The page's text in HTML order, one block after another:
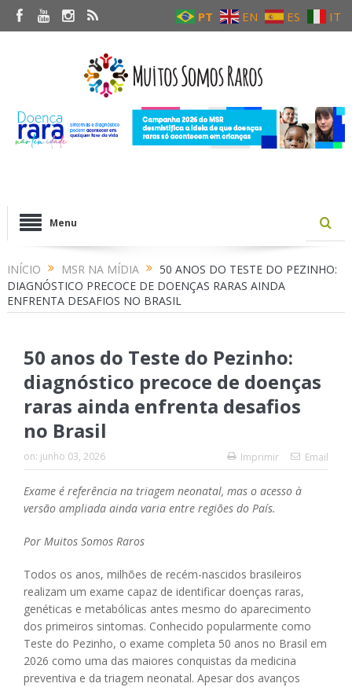
PT EN ES IT
Menu
INÍCIO MSR NA MÍDIA
50 ANOS DO TESTE DO PEZINHO:
DIAGNÓSTICO PRECOCE DE DOENÇAS RARAS AINDA
ENFRENTA DESAFIOS NO BRASIL
50 anos do Teste do Pezinho:
diagnóstico precoce de doenças
raras ainda enfrenta desafios
no Brasil
on: junho 03, 2026 Imprimir Email
Exame é referência na triagem neonatal, mas o acesso à
versão ampliada ainda varia entre regiões do País.
Por Muitos Somos Raros
Todos os anos, milhões de recém-nascidos brasileiros
realizam um exame capaz de identificar doenças raras,
genéticas e metabólicas antes mesmo do aparecimento
dos primeiros sintomas. Conhecido popularmente como
Teste do Pezinho, o exame completa 50 anos no Brasil em
2026 como uma das maiores conquistas da medicina
preventiva e da triagem neonatal. Apesar dos avanços